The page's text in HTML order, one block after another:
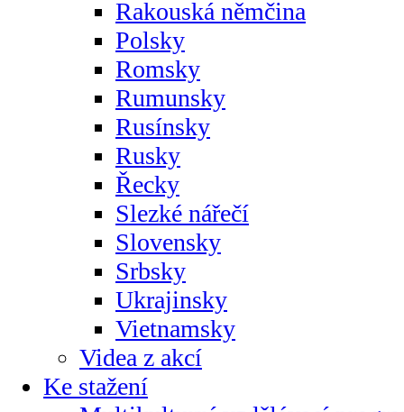
Rakouská němčina
Polsky
Romsky
Rumunsky
Rusínsky
Rusky
Řecky
Slezké nářečí
Slovensky
Srbsky
Ukrajinsky
Vietnamsky
Videa z akcí
Ke stažení